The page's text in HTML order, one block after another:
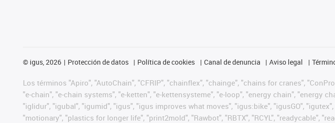
© igus, 2026 Protección de datos Política de cookies Canal de denuncia Aviso legal
Los términos "Apiro", "AutoChain", "CFRIP", "chainflex", "chainge", "chains for cranes",
"e-chain", "e-chain systems", "e-ketten", "e-kettensysteme", "e-loop", "energy chain", "energy
"iglidur", "igubal", "igumid", "igus", "igus improves what moves", "igus:bike", "igusGO",
"motionary", "plastics for longer life", "print2mold", "Rawbot", "RBTX", "RCYL", "readycable",